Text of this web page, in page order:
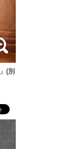
」(別